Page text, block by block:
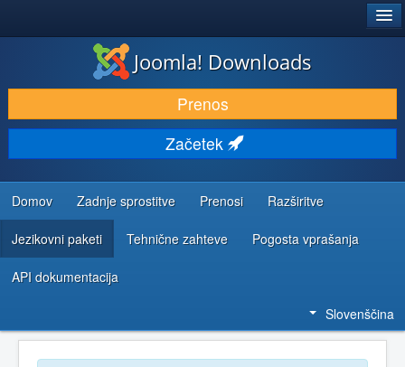
PRENESI IN RAZŠIRI
ODKRIJTE & IZVEJTE
SKUPNOST IN PODPORA
VIRI ZA RAZVIJALCE
Joomla! Downloads
Prenos
Začetek
Domov Zadnje sprostitve Prenosi Razširitve
Jezikovni paketi Tehnične zahteve Pogosta vprašanja
API dokumentacija
Slovenščina